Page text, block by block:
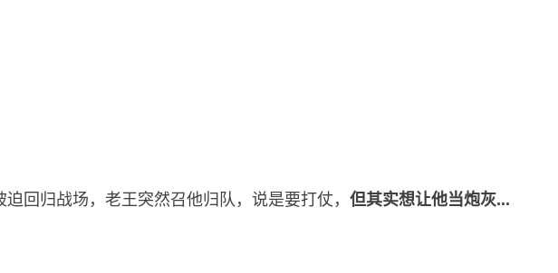
回归战场，老王突然召他归队，说是要打仗， 但其实想让他当炮灰...